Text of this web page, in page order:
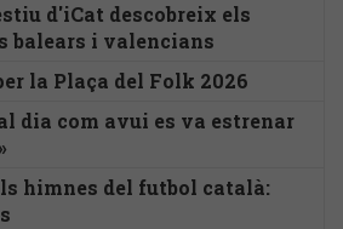
d'iCat descobreix els
balears i valencians
la Plaça del Folk 2026
dia com avui es va estrenar
himnes del futbol català: